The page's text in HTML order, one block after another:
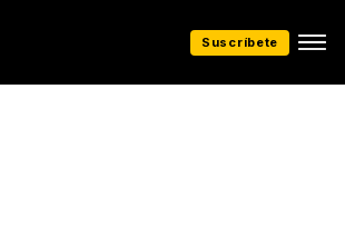
Suscríbete